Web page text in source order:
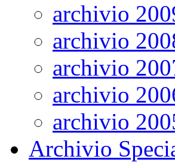
archivio
archivio
archivio
archivio
archivio
Archivio